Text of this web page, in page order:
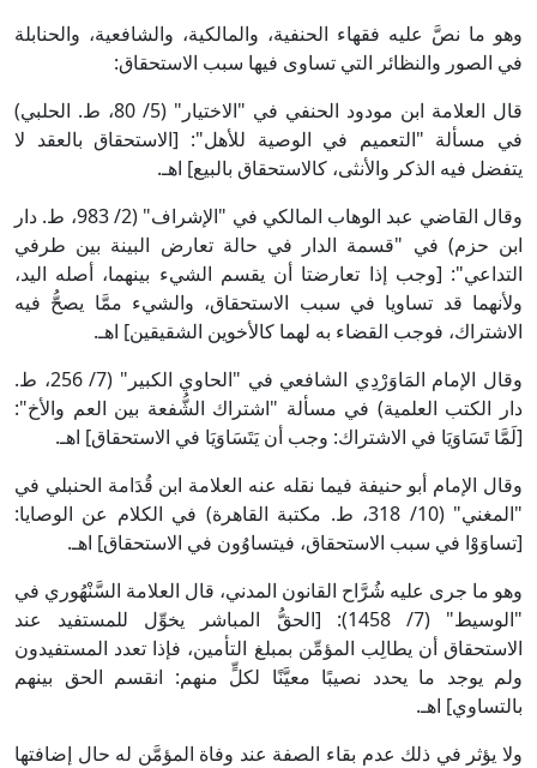
وهو ما نصَّ عليه فقهاء الحنفية، والمالكية، والشافعية، والحنابلة
في الصور والنظائر التي تساوى فيها سبب الاستحقاق:
قال العلامة ابن مودود الحنفي في "الاختيار" (5/ 80، ط. الحلبي)
في مسألة "التعميم في الوصية للأهل": [الاستحقاق بالعقد لا
يتفضل فيه الذكر والأنثى، كالاستحقاق بالبيع] اهـ.
وقال القاضي عبد الوهاب المالكي في "الإشراف" (2/ 983، ط. دار
ابن حزم) في "قسمة الدار في حالة تعارض البينة بين طرفي
التداعي": [وجب إذا تعارضتا أن يقسم الشيء بينهما، أصله اليد،
ولأنهما قد تساويا في سبب الاستحقاق، والشيء ممَّا يصحُّ فيه
الاشتراك، فوجب القضاء به لهما كالأخوين الشقيقين] اهـ.
وقال الإمام المَاوَرْدِي الشافعي في "الحاوي الكبير" (7/ 256، ط.
دار الكتب العلمية) في مسألة "اشتراك الشُّفعة بين العم والأخ":
[لَمَّا تَسَاوَيَا في الاشتراك: وجب أن يَتَسَاوَيَا في الاستحقاق] اهـ.
وقال الإمام أبو حنيفة فيما نقله عنه العلامة ابن قُدَامة الحنبلي في
"المغني" (10/ 318، ط. مكتبة القاهرة) في الكلام عن الوصايا:
[تساوَوْا في سبب الاستحقاق، فيتساوُون في الاستحقاق] اهـ.
وهو ما جرى عليه شُرَّاح القانون المدني، قال العلامة السَّنْهُوري في
"الوسيط" (7/ 1458): [الحقُّ المباشر يخوِّل للمستفيد عند
الاستحقاق أن يطالِب المؤمِّن بمبلغ التأمين، فإذا تعدد المستفيدون
ولم يوجد ما يحدد نصيبًا معيَّنًا لكلٍّ منهم: انقسم الحق بينهم
بالتساوي] اهـ.
ولا يؤثر في ذلك عدم بقاء الصفة عند وفاة المؤمَّن له حال إضافتها